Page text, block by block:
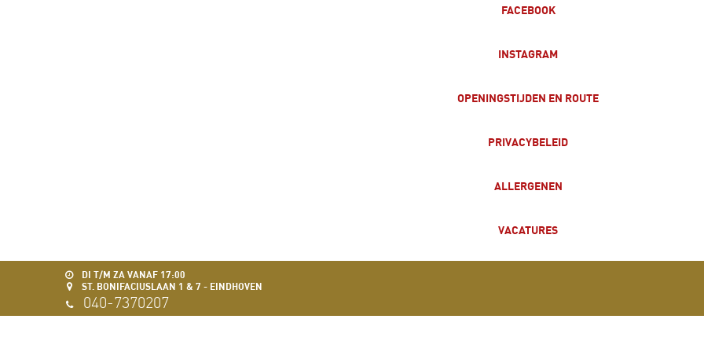
FACEBOOK
INSTAGRAM
OPENINGSTIJDEN EN ROUTE
PRIVACYBELEID
ALLERGENEN
VACATURES
DI T/M ZA VANAF 17:00
ST. BONIFACIUSLAAN 1 & 7 - EINDHOVEN
040-7370207